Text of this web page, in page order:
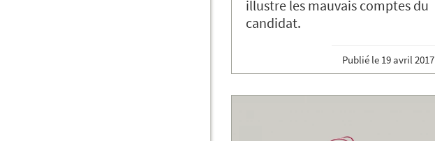
illustre les mauvais comptes du
candidat.
Publié le 19 avril 2017